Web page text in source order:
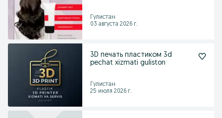
Гулистан
03 августа 2026 г.
3D печать пластиком 3d
pechat xizmati guliston
Гулистан
25 июля 2026 г.